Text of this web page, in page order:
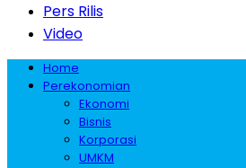
Pers Rilis
Video
Home
Perekonomian
Ekonomi
Bisnis
Korporasi
UMKM